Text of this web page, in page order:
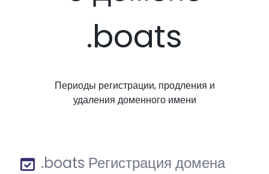
.boats
Периоды регистрации, продления и
удаления доменного имени
.boats Регистрация домена